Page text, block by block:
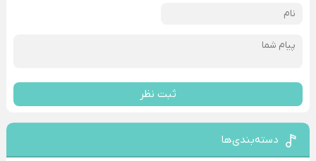
ثبت نظر
دسته‌بندی‌ها